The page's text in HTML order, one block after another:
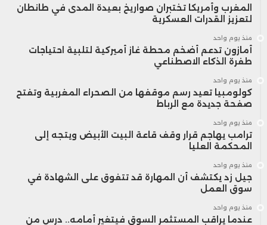
المغرب وأمريكا تختبران صواريخ بعيدة المدى في طانطان
لتعزيز القدرات العسكرية
منذ يوم واحد
أمازون تدعم أضخم محطة غاز أميركية لتلبية احتياجات
طفرة الذكاء الاصطناعي
منذ يوم واحد
كولومبيا تعيد رسم موقفها من الصحراء المغربية وتفتح
صفحة جديدة مع الرباط
منذ يوم واحد
ترامب يهاجم قرار وقف قاعة البيت الأبيض ويتجه إلى
المحكمة العليا
منذ يوم واحد
جيل زد يكتشف أن المهارة قد تتفوق على الشهادة في
سوق العمل
منذ يوم واحد
عندما يراقب المستثمر السوق فيتغير أمامه.. درس من